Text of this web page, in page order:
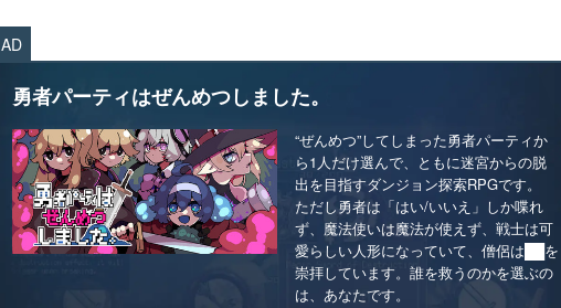
AD
勇者パーティはぜんめつしました。
“ぜんめつ”してしまった勇者パーティか
ら1人だけ選んで、ともに迷宮からの脱
出を目指すダンジョン探索RPGです。
ただし勇者は「はい/いいえ」しか喋れ
ず、魔法使いは魔法が使えず、戦士は可
愛らしい人形になっていて、僧侶は██を
崇拝しています。誰を救うのかを選ぶの
は、あなたです。